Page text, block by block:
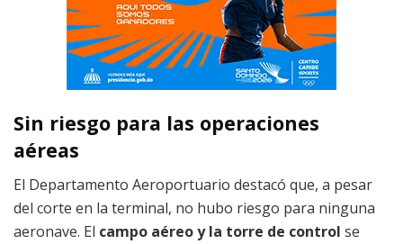
Sin riesgo para las operaciones
aéreas
El Departamento Aeroportuario destacó que, a pesar
del corte en la terminal, no hubo riesgo para ninguna
aeronave. El campo aéreo y la torre de control se